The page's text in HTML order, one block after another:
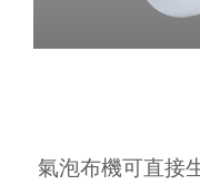
氣泡布機可直接